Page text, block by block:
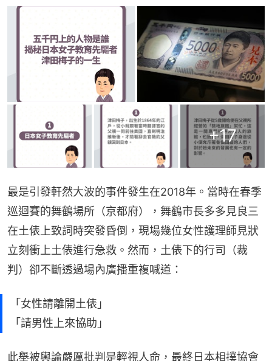
+17
最是引發軒然大波的事件發生在2018年。當時在春季
巡迴賽的舞鶴場所（京都府），舞鶴市長多多見良三
在土俵上致詞時突發昏倒，現場幾位女性護理師見狀
立刻衝上土俵進行急救。然而，土俵下的行司（裁
判）卻不斷透過場內廣播重複喊道：
「女性請離開土俵」
「請男性上來協助」
此舉被輿論嚴厲批判是輕視人命，最終日本相撲協會